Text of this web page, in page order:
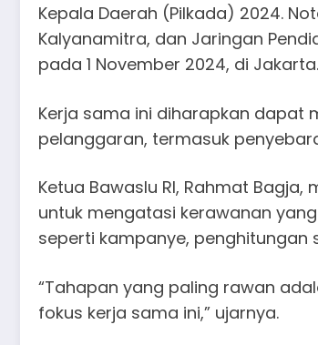
Kepala Daerah (Pilkada) 2024.
Kalyanamitra, dan Jaringan
pada 1 November 2024, di Jakarta.
Kerja sama ini diharapkan dapat
pelanggaran, termasuk
Ketua Bawaslu RI, Rahmat
untuk mengatasi kerawanan
seperti kampanye, penghitungan
“Tahapan yang paling rawan
fokus kerja sama ini,” ujarnya.